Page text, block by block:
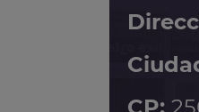
CP: